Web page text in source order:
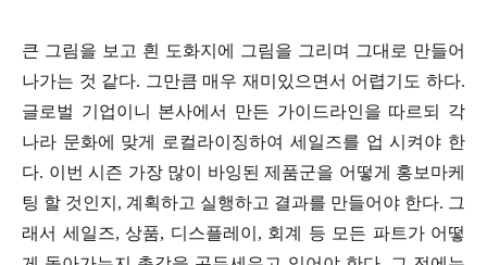
큰 그림을 보고 흰 도화지에 그림을 그리며 그대로 만들어
나가는 것 같다. 그만큼 매우 재미있으면서 어렵기도 하다.
글로벌 기업이니 본사에서 만든 가이드라인을 따르되 각
나라 문화에 맞게 로컬라이징하여 세일즈를 업 시켜야 한
다. 이번 시즌 가장 많이 바잉된 제품군을 어떻게 홍보마케
팅 할 것인지, 계획하고 실행하고 결과를 만들어야 한다. 그
래서 세일즈, 상품, 디스플레이, 회계 등 모든 파트가 어떻